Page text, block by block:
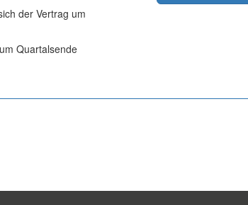
der Vertrag um
Quartalsende